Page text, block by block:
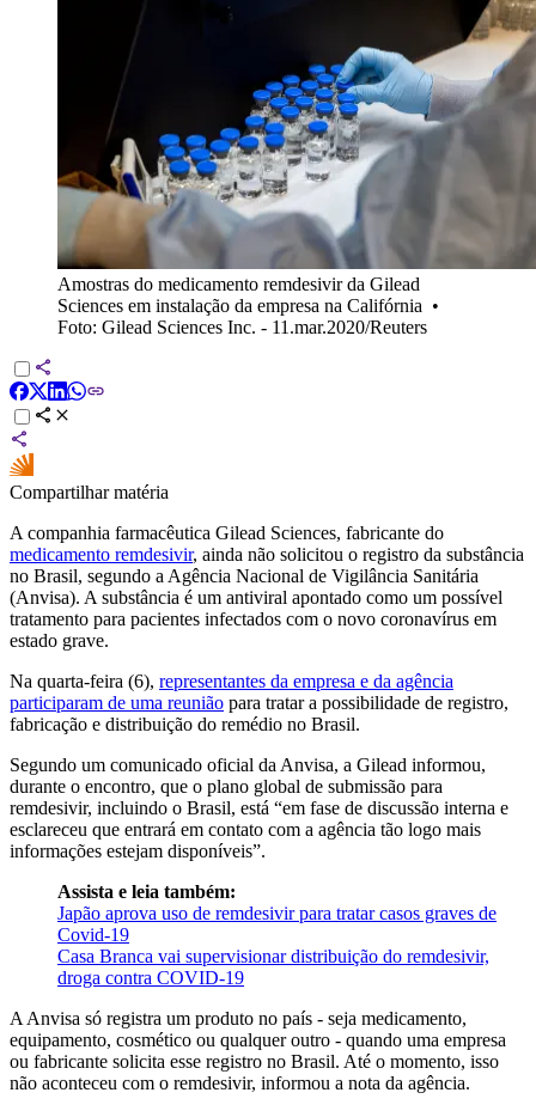
Amostras do medicamento remdesivir da Gilead
Sciences em instalação da empresa na Califórnia •
Foto: Gilead Sciences Inc. - 11.mar.2020/Reuters
Compartilhar matéria
A companhia farmacêutica Gilead Sciences, fabricante do
medicamento remdesivir, ainda não solicitou o registro da substância
no Brasil, segundo a Agência Nacional de Vigilância Sanitária
(Anvisa). A substância é um antiviral apontado como um possível
tratamento para pacientes infectados com o novo coronavírus em
estado grave.
Na quarta-feira (6), representantes da empresa e da agência
participaram de uma reunião para tratar a possibilidade de registro,
fabricação e distribuição do remédio no Brasil.
Segundo um comunicado oficial da Anvisa, a Gilead informou,
durante o encontro, que o plano global de submissão para
remdesivir, incluindo o Brasil, está “em fase de discussão interna e
esclareceu que entrará em contato com a agência tão logo mais
informações estejam disponíveis”.
Assista e leia também:
Japão aprova uso de remdesivir para tratar casos graves de
Covid-19
Casa Branca vai supervisionar distribuição do remdesivir,
droga contra COVID-19
A Anvisa só registra um produto no país - seja medicamento,
equipamento, cosmético ou qualquer outro - quando uma empresa
ou fabricante solicita esse registro no Brasil. Até o momento, isso
não aconteceu com o remdesivir, informou a nota da agência.